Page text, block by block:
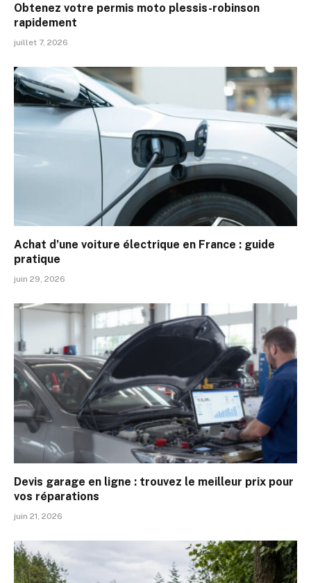
Obtenez votre permis moto plessis-robinson
rapidement
juillet 7, 2026
Achat d’une voiture électrique en France : guide
pratique
juin 29, 2026
Devis garage en ligne : trouvez le meilleur prix pour
vos réparations
juin 21, 2026